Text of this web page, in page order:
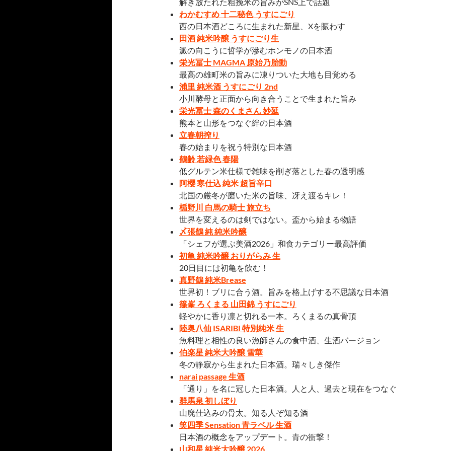
わかむすめ 十二秘色 うすにごり
西の日本酒どころに生まれた新星、Xを賑わす
田酒 純米吟醸 うすにごり生
澱の向こうに哲学が滲むホンモノの日本酒
栄光冨士 MAGMA 原始乃胎動
最高の雄町米の旨みに凍りついた大地も目覚める
浦里 純米酒 うすにごり 2nd
小川酵母と正面から向き合うことで生まれた旨み
栄光冨士 森のくまさん 妙延
熊本と山形をつなぐ絆の日本酒
立春朝搾り
春の始まりを祝う特別な日本酒
鶴齢 若緑色 春陽
低グルテン米仕様で雑味を削ぎ落とした春の透明感
阿櫻 寒仕込 純米 超旨辛口
北国の厳冬が磨いた米の旨味、冴え渡るキレ！
楯野川 白馬の騎士 旅立ち
世界を変えるのは剣ではない。盃から始まる物語
〆張鶴 純 純米吟醸
「シェフが選ぶ美酒2026」和食カテゴリー最高評価
初亀 純米吟醸 おりがらみ 生
20日目には初亀を飲む！
真野鶴 純米Brease
世界初！ブリに合う酒。旨みを格上げする不思議な日本酒
篠峯 ろくまる 山田錦 うすにごり
軽やかに香り凛と切れる一本。ろくまるの真骨頂
陸奥八仙 ISARIBI 特別純米 生
魚料理と相性の良い漁師さんの食中酒、生酒バージョン
伯楽星 純米大吟醸 雪華
冬の静寂から生まれた日本酒。瑞々しき傑作
narai passage 生酒
「通り」を名に冠した日本酒。人と人、過去と現在をつなぐ
群馬泉 初しぼり
山廃仕込みの骨太。知る人ぞ知る酒
笑四季 Sensation 青ラベル 生酒
日本酒の概念をアップデート。青の衝撃！
山和星 純米大吟醸 2026